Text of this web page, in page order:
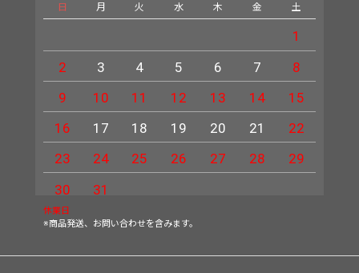
日 月 火 水 木 金 土
1
2
3 4 5 6 7
8
9
10 11 12 13 14
15
16
17 18 19 20 21
22
23
24 25 26 27 28
29
30
31
休業日
※商品発送、お問い合わせを含みます。